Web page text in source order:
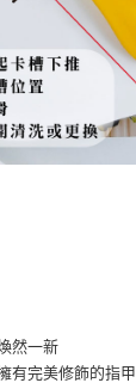
然一新
有完美修飾的指甲